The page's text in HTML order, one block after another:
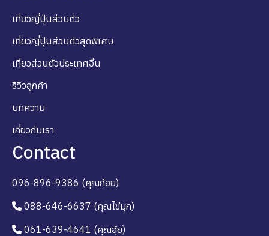
เที่ยวญี่ปุ่นส่วนตัว
เที่ยวญี่ปุ่นส่วนตัวสุดพิเศษ
เที่ยวส่วนตัวประเทศอื่น
รีวิวลูกค้า
บทความ
เกี่ยวกับเรา
Contact
096-896-9386 (คุณก้อย)
088-646-6637 (คุณไข่มุก)
061-639-4641 (คุณอุ้ย)